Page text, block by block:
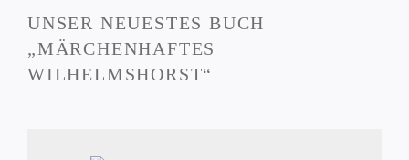
UNSER NEUESTES BUCH
„MÄRCHENHAFTES
WILHELMSHORST“